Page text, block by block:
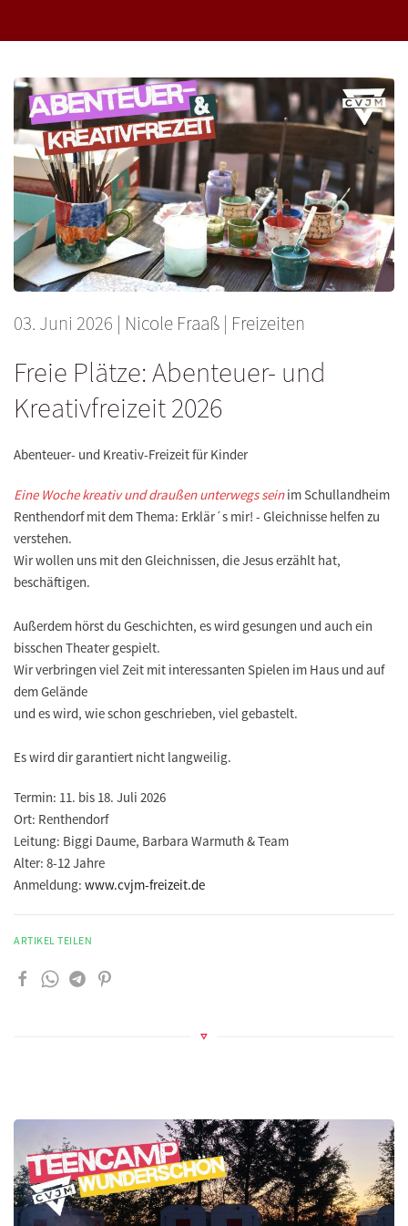
03. Juni 2026 | Nicole Fraaß | Freizeiten
Freie Plätze: Abenteuer- und
Kreativfreizeit 2026
Abenteuer- und Kreativ-Freizeit für Kinder
Eine Woche kreativ und draußen unterwegs seinim Schullandheim
Renthendorf mit dem Thema: Erklär´s mir! - Gleichnisse helfen zu
verstehen.
Wir wollen uns mit den Gleichnissen, die Jesus erzählt hat,
beschäftigen.
Außerdem hörst du Geschichten, es wird gesungen und auch ein
bisschen Theater gespielt.
Wir verbringen viel Zeit mit interessanten Spielen im Haus und auf
dem Gelände
und es wird, wie schon geschrieben, viel gebastelt.
Es wird dir garantiert nicht langweilig.
Termin: 11. bis 18. Juli 2026
Ort: Renthendorf
Leitung: Biggi Daume, Barbara Warmuth & Team
Alter: 8-12 Jahre
Anmeldung: www.cvjm-freizeit.de
ARTIKEL TEILEN